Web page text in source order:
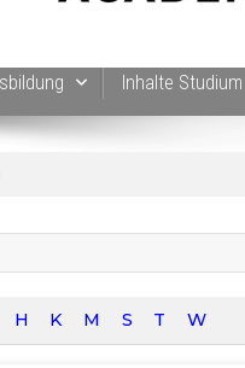
Inhalte Studium
H K M S T W